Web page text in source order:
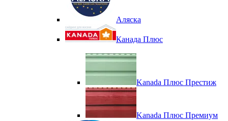
Аляска
Канада Плюс
Kanada Плюс Престиж
Kanada Плюс Премиум